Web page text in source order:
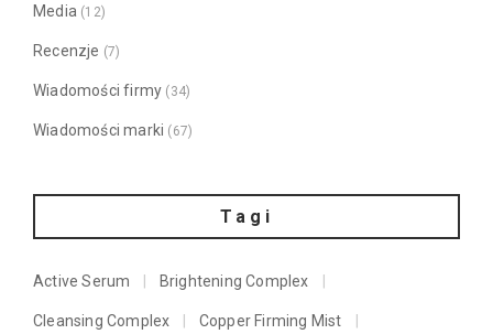
Media (12)
Recenzje (7)
Wiadomości firmy (34)
Wiadomości marki (67)
Tagi
Active Serum Brightening Complex
Cleansing Complex Copper Firming Mist